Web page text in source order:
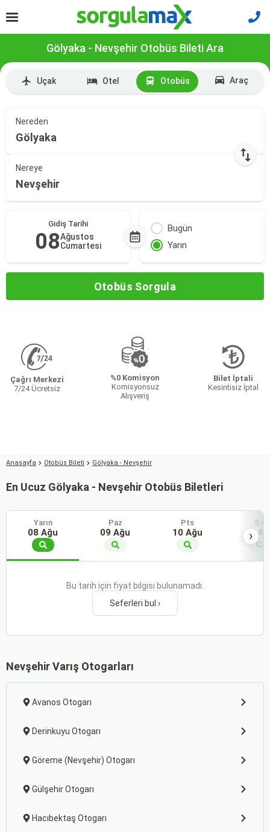
Gölyaka - Nevşehir Otobüs Bileti Ara
Uçak Otel Otobüs Araç
Nereden
Gölyaka
Nereye
Nevşehir
Gidiş Tarihi
08Ağustos
Cumartesi
Bugün
Yarın
Otobüs Sorgula
Çağrı Merkezi
7/24 Ücretsiz
%0 Komisyon
Komisyonsuz
Alışveriş
Bilet İptali
Kesintisiz İptal
Anasayfa Otobüs Bileti Gölyaka - Nevşehir
En Ucuz Gölyaka - Nevşehir Otobüs Biletleri
Yarın
08 Ağu
Paz
09 Ağu
Pts
10 Ağu
Sal
11
›
Bu tarih için fiyat bilgisi bulunamadı.
Seferleri bul ›
Nevşehir Varış Otogarları
Avanos Otogarı
Derinkuyu Otogarı
Göreme (Nevşehir) Otogarı
Gülşehir Otogarı
Hacıbektaş Otogarı